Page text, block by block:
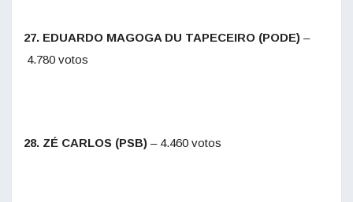
27. EDUARDO MAGOGA DU TAPECEIRO (PODE) –
4.780 votos
28. ZÉ CARLOS (PSB) – 4.460 votos